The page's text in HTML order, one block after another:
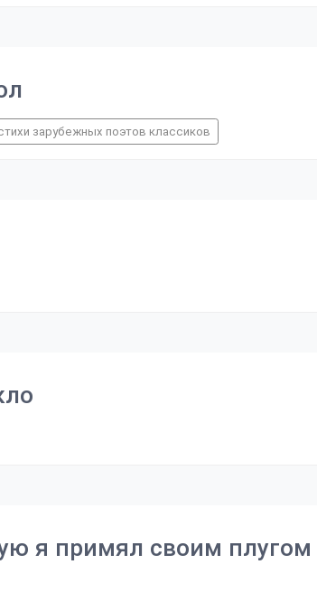
зарубежных поэтов классиков
я примял своим плугом